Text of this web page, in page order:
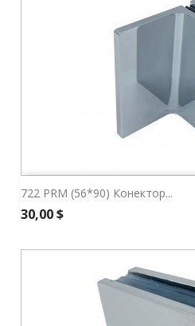
722 PRM (56*90) Конектор...
Ціна
30,00 $